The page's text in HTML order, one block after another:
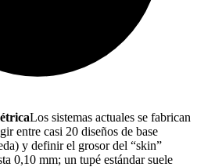
Los sistemas actuales se fabrican
entre casi 20 diseños de base
y definir el grosor del “skin”
0,10 mm; un tupé estándar suele